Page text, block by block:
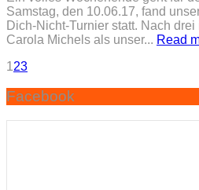
Samstag, den 10.06.17, fand
Dich-Nicht-Turnier statt. Nach
Carola Michels als unser... Read
1 23
Facebook